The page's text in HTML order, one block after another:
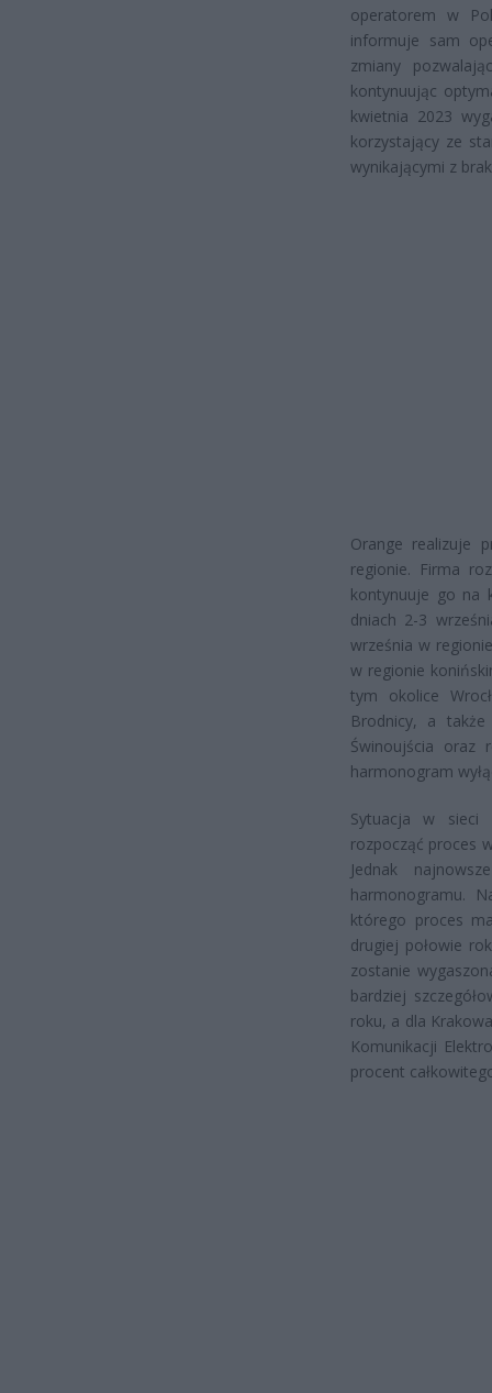
operatorem w
informuje sam
zmiany
kontynuując
kwietnia 2023
korzystający ze
wynikającymi z
Orange realizuje
regionie. Firma
kontynuuje go na
dniach 2-3
września w
w regionie
tym okolice
Brodnicy, a także
Świnoujścia oraz
harmonogram
Sytuacja w sieci
rozpocząć proces
Jednak
harmonogramu.
którego proces
drugiej połowie
zostanie
bardziej
roku, a dla
Komunikacji
procent